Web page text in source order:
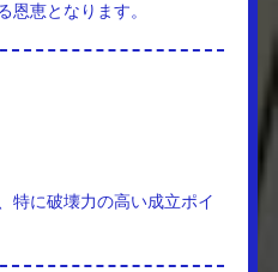
恩恵となります。
特に破壊力の高い成立ポイ